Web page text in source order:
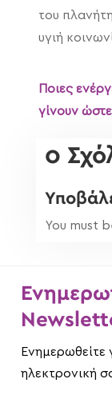
του
υγιή
Ποιες
γίνουν
0
You must
Ενημερωθείτε
ηλεκτρονική